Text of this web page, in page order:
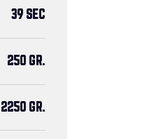
39 SEC
250 GR.
2250 GR.